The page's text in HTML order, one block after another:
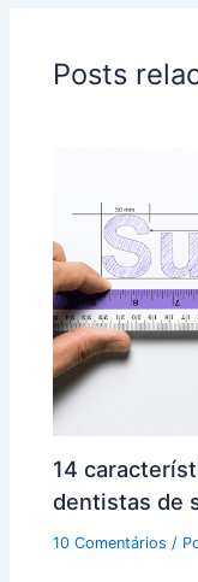
Posts
14
dentistas de
10 Comentários /